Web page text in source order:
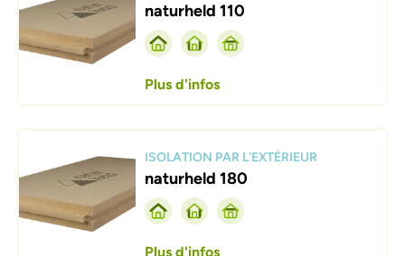
naturheld 110
Plus d'infos
ISOLATION PAR L'EXTÉRIEUR
naturheld 180
Plus d'infos